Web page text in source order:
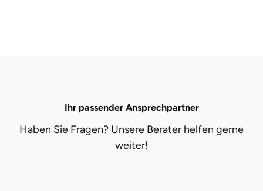
Ihr passender Ansprechpartner
Haben Sie Fragen? Unsere Berater helfen gerne
weiter!